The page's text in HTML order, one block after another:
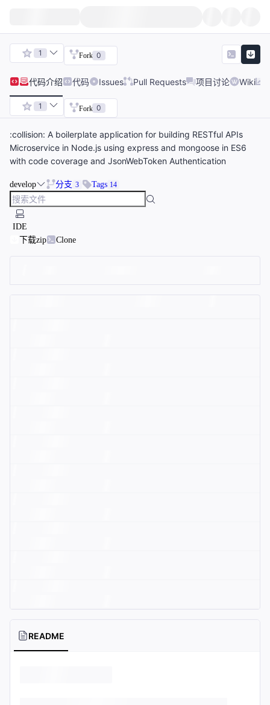
1 Fork 0
代码介绍 代码 Issues Pull Requests 项目讨论 Wiki
1 Fork 0
:collision: A boilerplate application for building RESTful APIs
Microservice in Node.js using express and mongoose in ES6
with code coverage and JsonWebToken Authentication
develop 分支 3 Tags 14
IDE
下载zip
Clone
README